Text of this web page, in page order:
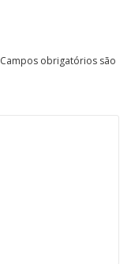
Campos obrigatórios são